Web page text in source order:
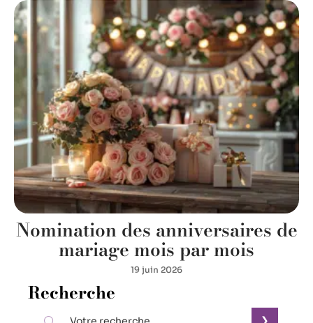
Nomination des anniversaires de
mariage mois par mois
19 juin 2026
Recherche